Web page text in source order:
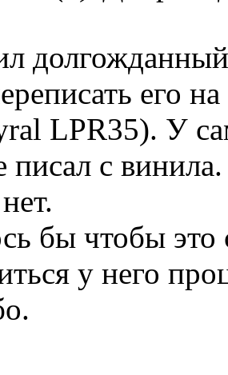
его
LPR35). У
писал с винила.
бы чтобы
у него